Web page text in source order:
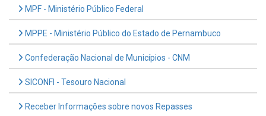
MPF - Ministério Público Federal
MPPE - Ministério Público do Estado de Pernambuco
Confederação Nacional de Municípios - CNM
SICONFI - Tesouro Nacional
Receber Informações sobre novos Repasses